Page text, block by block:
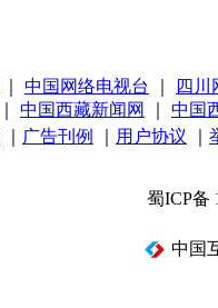
中国网络电视台
四川
中国西藏新闻网
中国
广告刊例 用户协议
蜀ICP备
中国